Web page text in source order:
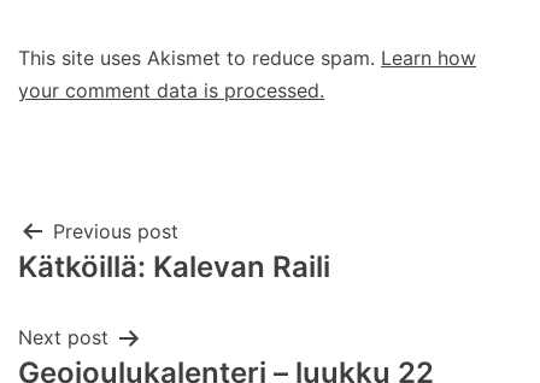
This site uses Akismet to reduce spam. Learn how
your comment data is processed.
Post
Previous post
Kätköillä: Kalevan Raili
Next post
Geojoulukalenteri – luukku 22